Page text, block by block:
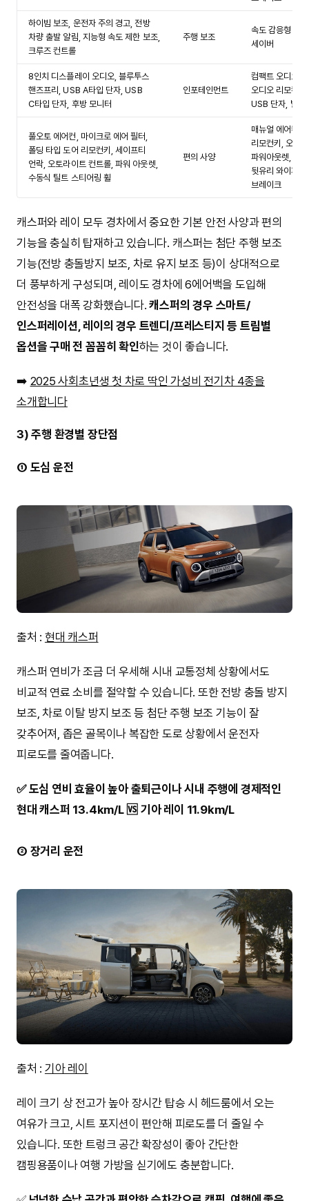
하이빔 보조, 운전자 주의 경고, 전방
차량 출발 알림, 지능형 속도 제한 보조,
크루즈 컨트롤
주행 보조
속도 감응형 도
세이버
8인치 디스플레이 오디오, 블루투스
핸즈프리, USB A타입 단자, USB
C타입 단자, 후방 모니터
인포테인먼트
컴팩트 오디오,
오디오 리모컨,
USB 단자, 별물
풀오토 에어컨, 마이크로 에어 필터,
폴딩 타입 도어 리모컨키, 세이프티
언락, 오토라이트 컨트롤, 파워 아웃렛,
수동식 틸트 스티어링 휠
편의 사양
매뉴얼 에어컨,
리모컨키, 오토
파워아웃렛, 수
뒷유리 와이퍼&
브레이크
캐스퍼와 레이 모두 경차에서 중요한 기본 안전 사양과 편의
기능을 충실히 탑재하고 있습니다. 캐스퍼는 첨단 주행 보조
기능(전방 충돌방지 보조, 차로 유지 보조 등)이 상대적으로
더 풍부하게 구성되며, 레이도 경차에 6에어백을 도입해
안전성을 대폭 강화했습니다.캐스퍼의 경우 스마트/
인스퍼레이션, 레이의 경우 트렌디/프레스티지 등 트림별
옵션을 구매 전 꼼꼼히 확인하는 것이 좋습니다.
➡️ 2025 사회초년생 첫 차로 딱인 가성비 전기차 4종을
소개합니다
3) 주행 환경별 장단점
① 도심 운전
출처 : 현대 캐스퍼
캐스퍼 연비가 조금 더 우세해 시내 교통정체 상황에서도
비교적 연료 소비를 절약할 수 있습니다. 또한 전방 충돌 방지
보조, 차로 이탈 방지 보조 등 첨단 주행 보조 기능이 잘
갖추어져, 좁은 골목이나 복잡한 도로 상황에서 운전자
피로도를 줄여줍니다.
✅ 도심 연비 효율이 높아 출퇴근이나 시내 주행에 경제적인
현대 캐스퍼 13.4km/L 🆚 기아 레이 11.9km/L
② 장거리 운전
출처 : 기아 레이
레이 크기 상 전고가 높아 장시간 탑승 시 헤드룸에서 오는
여유가 크고, 시트 포지션이 편안해 피로도를 더 줄일 수
있습니다. 또한 트렁크 공간 확장성이 좋아 간단한
캠핑용품이나 여행 가방을 싣기에도 충분합니다.